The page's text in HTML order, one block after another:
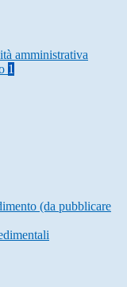
amministrativa
1
(da pubblicare